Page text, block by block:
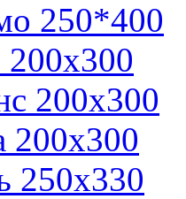
250*400
200х300
200х300
250х330